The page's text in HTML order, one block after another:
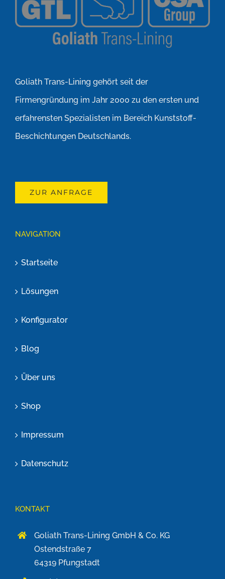
Goliath Trans-Lining gehört seit der
Firmengründung im Jahr 2000 zu den ersten und
erfahrensten Spezialisten im Bereich Kunststoff-
Beschichtungen Deutschlands.
ZUR ANFRAGE
NAVIGATION
Startseite
Lösungen
Konfigurator
Blog
Über uns
Shop
Impressum
Datenschutz
KONTAKT
Goliath Trans-Lining GmbH & Co. KG
Ostendstraße 7
64319 Pfungstadt